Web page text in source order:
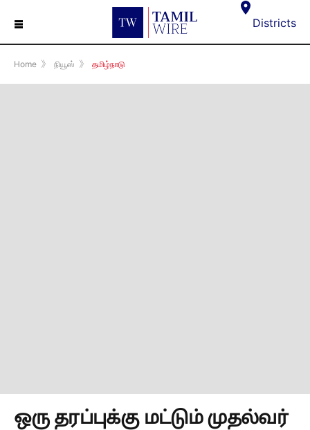
☰ Districts
Home 》 நியூஸ் 》 தமிழ்நாடு
ஒரு தரப்புக்கு மட்டும் முதல்வர்